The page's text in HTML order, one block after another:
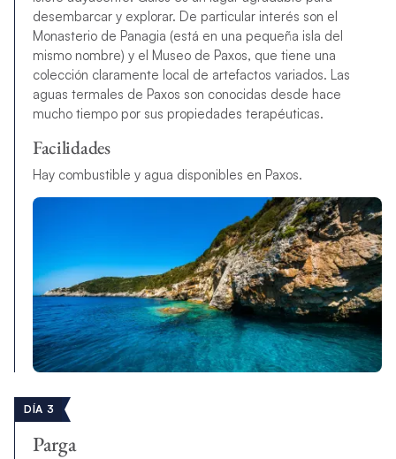
desembarcar y explorar. De particular interés son el
Monasterio de Panagia (está en una pequeña isla del
mismo nombre) y el Museo de Paxos, que tiene una
colección claramente local de artefactos variados. Las
aguas termales de Paxos son conocidas desde hace
mucho tiempo por sus propiedades terapéuticas.
Facilidades
Hay combustible y agua disponibles en Paxos.
DÍA 3
Parga